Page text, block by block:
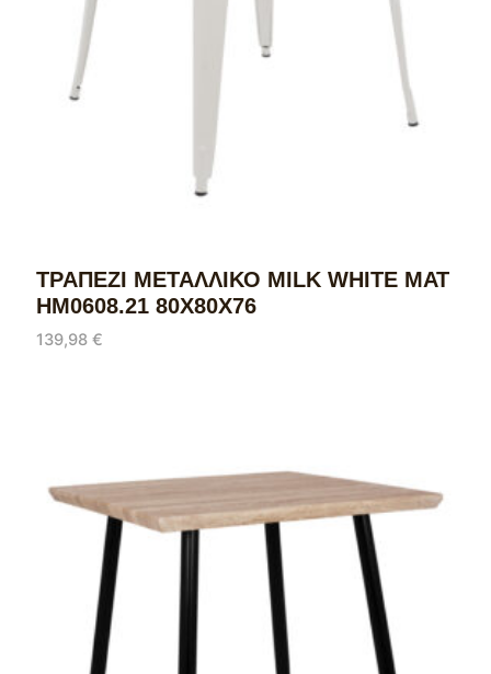
ΤΡΑΠΕΖΙ ΜΕΤΑΛΛΙΚΟ MILK WHITE ΜΑΤ
HM0608.21 80X80X76
139,98 €